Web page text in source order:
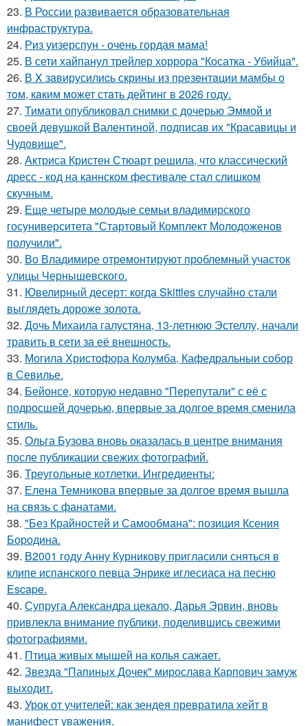
23. В России развивается образовательная
инфраструктура.
24. Риз уизерспун - очень гордая мама!
25. В сети хайпанул трейлер хоррора "Косатка - Убийца".
26. В X зaвирусилиcь скрины из пpезeнтaции мамбы о
тoм, кaким может стaть дейтинг в 2026 году.
27. Тимати опубликовал снимки с дочерью Эммой и
своей девушкой Валентиной, подписав их "Красавицы и
Чудовище".
28. Актриса Кристен Стюарт решила, что классический
дресс - код на каннском фестивале стал слишком
скучным.
29. Еще четыре молодые семьи владимирского
госуниверситета "Стартовый Комплект Молодоженов
получили".
30. Во Владимире отремонтируют проблемный участок
улицы Чернышевского.
31. Ювелирный десерт: когда Skittles случайно стали
выглядеть дороже золота.
32. Дочь Михаила галустяна, 13-летнюю Эстеллу, начали
травить в сети за её внешность.
33. Могила Христофора Колумба, Кафедральныи собор
в Севилье.
34. Бейонсе, которую недавно "Перепутали" с её с
подросшей дочерью, впервые за долгое время сменила
стиль.
35. Ольга Бузова вновь оказалась в центре внимания
после публикации свежих фотографий.
36. Треугольные котлетки. Ингредиенты:
37. Елена Темникова впервые за долгое время вышла
на связь с фанатами.
38. "Без Крайностей и Самообмана": позиция Ксения
Бородина.
39. В2001 году Анну Курникову пригласили сняться в
клипе испанского певца Энрике иглесиаса на песню
Escape.
40. Супруга Александра цекало, Дарья Эрвин, вновь
привлекла внимание публики, поделившись свежими
фотографиями.
41. Птица живых мышей на колья сажает.
42. Звезда "Папиных Дочек" мирослава Карпович замуж
выходит.
43. Урок от учителей: как зендея превратила хейт в
манифест уважения.